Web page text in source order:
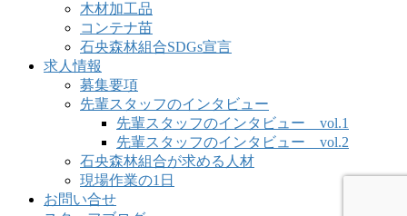
木材加工品
コンテナ苗
石央森林組合SDGs宣言
求人情報
募集要項
先輩スタッフのインタビュー
先輩スタッフのインタビュー vol.1
先輩スタッフのインタビュー vol.2
石央森林組合が求める人材
現場作業の1日
お問い合せ